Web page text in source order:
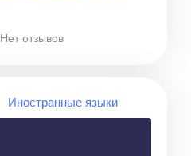
Нет отзывов
Иностранные языки